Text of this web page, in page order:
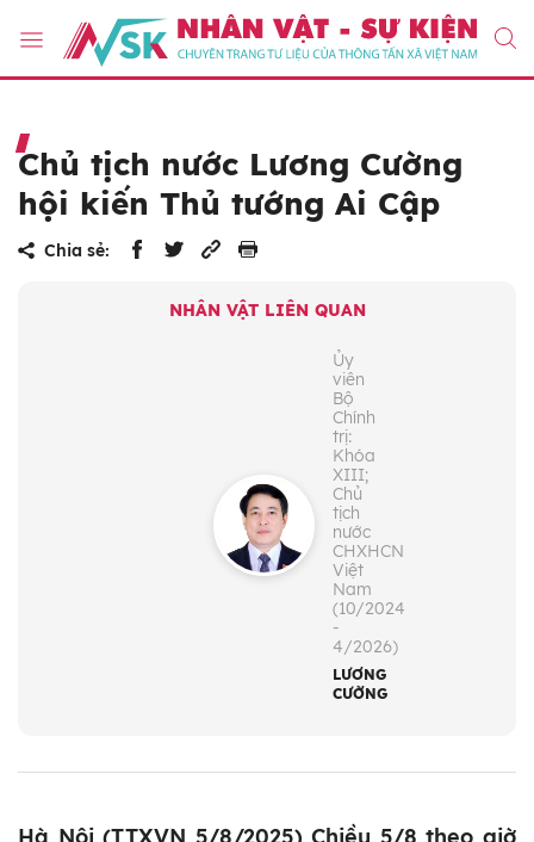
Chủ tịch nước Lương Cường
hội kiến Thủ tướng Ai Cập
Chia sẻ:
NHÂN VẬT LIÊN QUAN
Ủy
viên
Bộ
Chính
trị:
Khóa
XIII;
Chủ
tịch
nước
CHXHCN
Việt
Nam
(10/2024
-
4/2026)
LƯƠNG
CƯỜNG